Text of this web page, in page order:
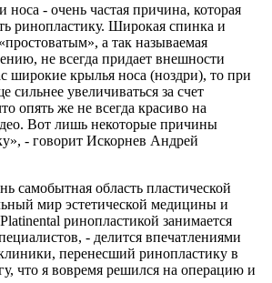
- очень частая причина, которая
ринопластику. Широкая спинка и
а так называемая
не всегда придает внешности
широкие крылья носа (ноздри), то при
сильнее увеличиваться за счет
опять же не всегда красиво на
Вот лишь некоторые причины
- говорит Искорнев Андрей
самобытная область пластической
мир эстетической медицины и
ринопластикой занимается
- делится впечатлениями
перенесший ринопластику в
что я вовремя решился на операцию и